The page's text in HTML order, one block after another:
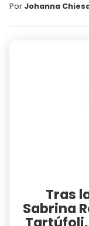
Por Johanna
Tras
Sabrina